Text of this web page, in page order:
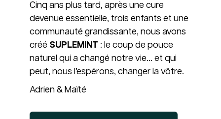
Cinq ans plus tard, après une cure
devenue essentielle, trois enfants et une
communauté grandissante, nous avons
créé SUPLEMINT : le coup de pouce
naturel qui a changé notre vie… et qui
peut, nous l’espérons, changer la vôtre.
Adrien & Maïté